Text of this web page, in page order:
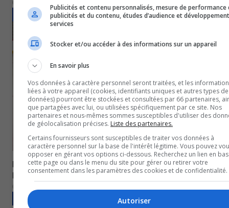
27 mai 2026
SPORTS
LNH | Une deuxième défaite de suite pour les
Montréal
SPORTS
Publicités et contenu personnalisés, mesure de performance
publicités et du contenu, études d’audience et
services
Stocker et/ou accéder à des informations sur un appareil
En savoir plus
Vos données à caractère personnel seront traitées, et les
liées à votre appareil (cookies, identifiants uniques et autres types de
données) pourront être stockées et consultées par 66 partenaires,
que partagées avec lui, ou utilisées spécifiquement par ce site. Nos
partenaires et nous-mêmes sommes susceptibles d'utiliser des
de géolocalisation précises. Liste des partenaires.
Certains fournisseurs sont susceptibles de traiter vos données à
caractère personnel sur la base de l'intérêt légitime. Vous pouvez
opposer en gérant vos options ci-dessous. Recherchez un lien en
cette page ou dans le menu du site pour gérer ou retirer votre
consentement dans les paramètres des cookies et de confidentialité.
Autoriser